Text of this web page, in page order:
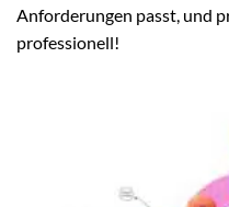
Anforderungen passt, und
professionell!